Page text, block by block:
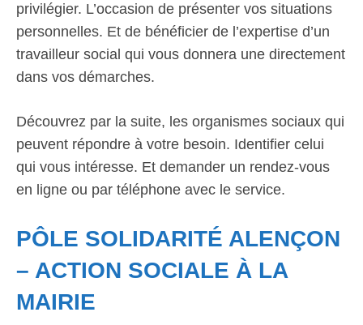
privilégier. L’occasion de présenter vos situations
personnelles. Et de bénéficier de l’expertise d’un
travailleur social qui vous donnera une directement
dans vos démarches.
Découvrez par la suite, les organismes sociaux qui
peuvent répondre à votre besoin. Identifier celui
qui vous intéresse. Et demander un rendez-vous
en ligne ou par téléphone avec le service.
PÔLE SOLIDARITÉ ALENÇON
– ACTION SOCIALE À LA
MAIRIE